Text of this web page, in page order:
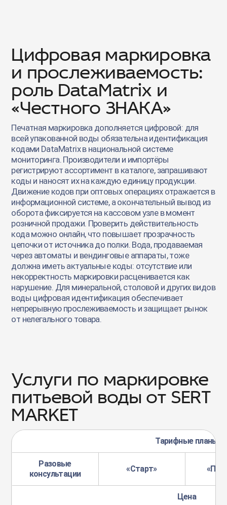
Цифровая маркировка
и прослеживаемость:
роль DataMatrix и
«Честного ЗНАКА»
Печатная маркировка дополняется цифровой: для
всей упакованной воды обязательна идентификация
кодами DataMatrix в национальной системе
мониторинга. Производители и импортёры
регистрируют ассортимент в каталоге, запрашивают
коды и наносят их на каждую единицу продукции.
Движение кодов при оптовых операциях отражается в
информационной системе, а окончательный вывод из
оборота фиксируется на кассовом узле в момент
розничной продажи. Проверить действительность
кода можно онлайн, что повышает прозрачность
цепочки от источника до полки. Вода, продаваемая
через автоматы и вендинговые аппараты, тоже
должна иметь актуальные коды: отсутствие или
некорректность маркировки расценивается как
нарушение. Для минеральной, столовой и других видов
воды цифровая идентификация обеспечивает
непрерывную прослеживаемость и защищает рынок
от нелегального товара.
Услуги по маркировке
питьевой воды от SERT
MARKET
Тарифные планы
Разовые
консультации
«Старт» «Под
Цена